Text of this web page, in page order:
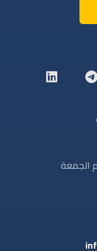
الجمعة